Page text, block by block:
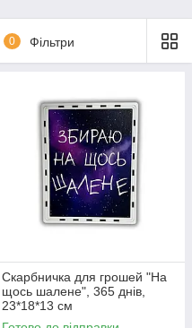
0 Фільтри
Скарбничка для грошей "На
щось шалене", 365 днів,
23*18*13 см